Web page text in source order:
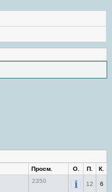
Просм. О. П.
К.
2350 12 6